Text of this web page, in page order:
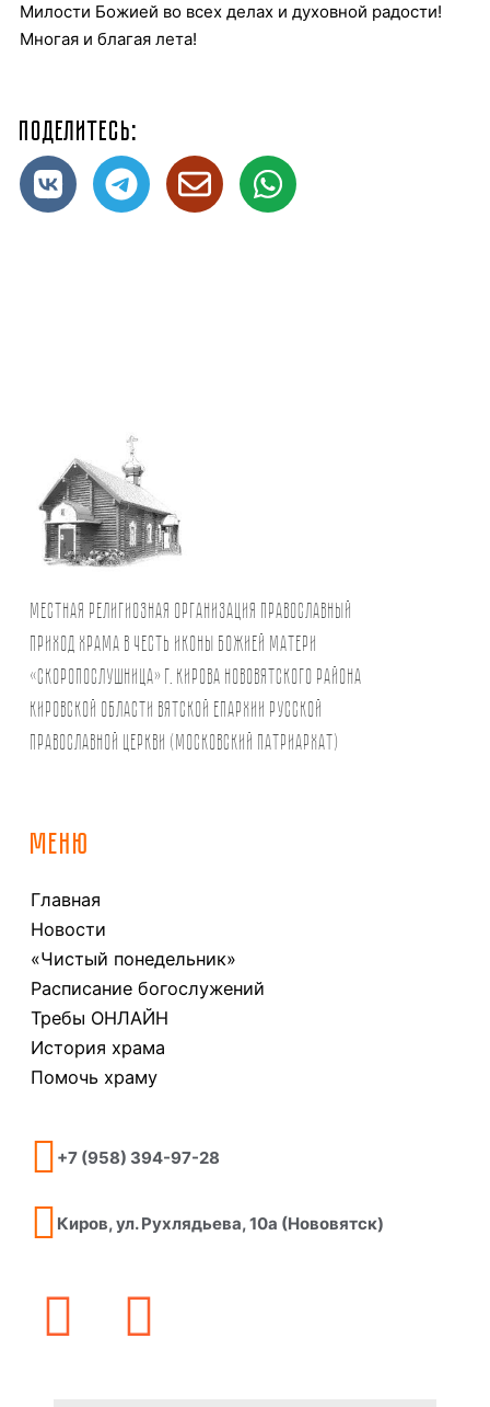
Милости Божией во всех делах и духовной радости!
Многая и благая лета!
Поделитесь:
Местная религиозная организация православный
Приход храма в честь иконы Божией Матери
«Скоропослушница» г. Кирова Нововятского района
Кировской области Вятской Епархии Русской
Православной Церкви (Московский Патриархат)
МЕНЮ
Главная
Новости
«Чистый понедельник»
Расписание богослужений
Требы ОНЛАЙН
История храма
Помочь храму
+7 (958) 394-97-28
Киров, ул. Рухлядьева, 10а (Нововятск)